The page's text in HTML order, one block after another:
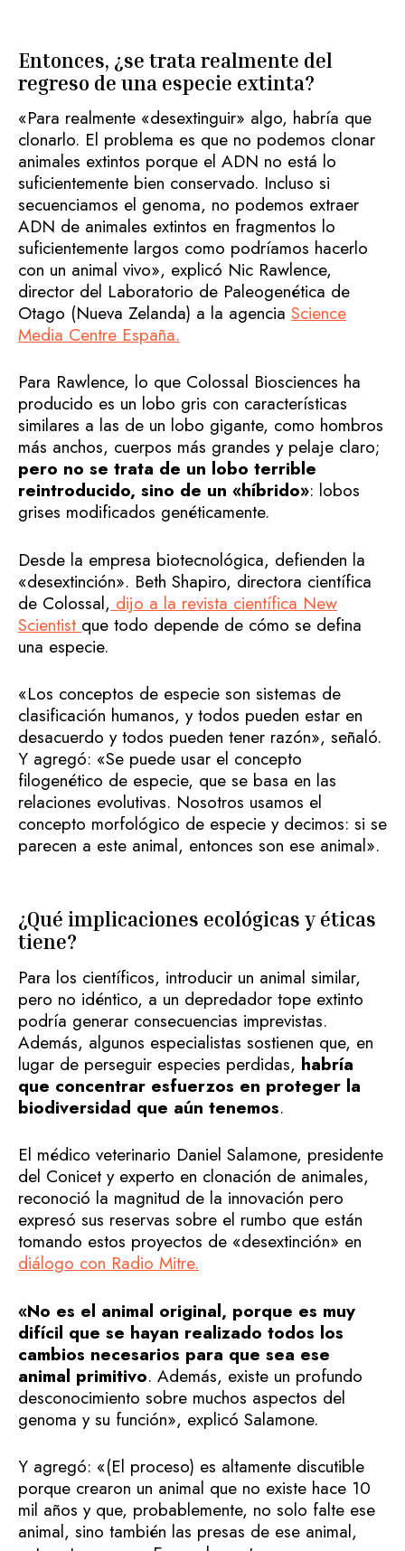
Entonces, ¿se trata realmente del
regreso de una especie extinta?
«Para realmente «desextinguir» algo, habría que
clonarlo. El problema es que no podemos clonar
animales extintos porque el ADN no está lo
suficientemente bien conservado. Incluso si
secuenciamos el genoma, no podemos extraer
ADN de animales extintos en fragmentos lo
suficientemente largos como podríamos hacerlo
con un animal vivo», explicó Nic Rawlence,
director del Laboratorio de Paleogenética de
Otago (Nueva Zelanda) a la agencia Science
Media Centre España.
Para Rawlence, lo que Colossal Biosciences ha
producido es un lobo gris con características
similares a las de un lobo gigante, como hombros
más anchos, cuerpos más grandes y pelaje claro;
pero no se trata de un lobo terrible
reintroducido, sino de un «híbrido»: lobos
grises modificados genéticamente.
Desde la empresa biotecnológica, defienden la
«desextinción». Beth Shapiro, directora científica
de Colossal, dijo a la revista científica New
Scientist que todo depende de cómo se defina
una especie.
«Los conceptos de especie son sistemas de
clasificación humanos, y todos pueden estar en
desacuerdo y todos pueden tener razón», señaló.
Y agregó: «Se puede usar el concepto
filogenético de especie, que se basa en las
relaciones evolutivas. Nosotros usamos el
concepto morfológico de especie y decimos: si se
parecen a este animal, entonces son ese animal».
¿Qué implicaciones ecológicas y éticas
tiene?
Para los científicos, introducir un animal similar,
pero no idéntico, a un depredador tope extinto
podría generar consecuencias imprevistas.
Además, algunos especialistas sostienen que, en
lugar de perseguir especies perdidas, habría
que concentrar esfuerzos en proteger la
biodiversidad que aún tenemos.
El médico veterinario Daniel Salamone, presidente
del Conicet y experto en clonación de animales,
reconoció la magnitud de la innovación pero
expresó sus reservas sobre el rumbo que están
tomando estos proyectos de «desextinción» en
diálogo con Radio Mitre.
«No es el animal original, porque es muy
difícil que se hayan realizado todos los
cambios necesarios para que sea ese
animal primitivo. Además, existe un profundo
desconocimiento sobre muchos aspectos del
genoma y su función», explicó Salamone.
Y agregó: «(El proceso) es altamente discutible
porque crearon un animal que no existe hace 10
mil años y que, probablemente, no solo falte ese
animal, sino también las presas de ese animal,